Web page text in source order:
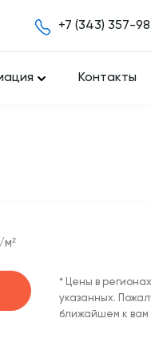
+7 (343) 357-
Контакты
* Цены в
указанных.
ближайшем к вам